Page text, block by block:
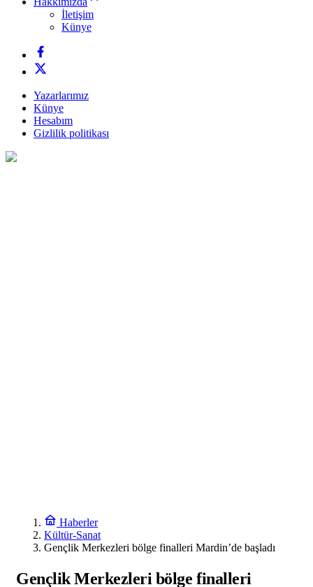
İletişim
Künye
Yazarlarımız
Künye
Hesabım
Gizlilik politikası
Haberler
Kültür-Sanat
Gençlik Merkezleri bölge finalleri Mardin’de başladı
Gençlik Merkezleri bölge finalleri